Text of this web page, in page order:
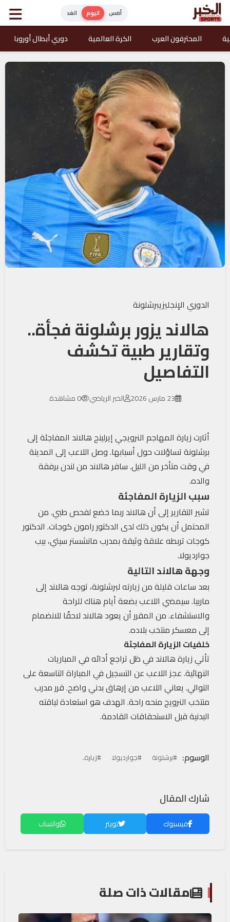
أمس اليوم الغد
المحترفون العرب الكرة العالمية دوري أبطال أوروبا
الدوري الإنجليزيبرشلونة
هالاند يزور برشلونة فجأة..
وتقارير طبية تكشف
التفاصيل
23 مارس 2026 الخبر الرياضي 0 مشاهدة
أثارت زيارة المهاجم النرويجي إيرلينج هالاند المفاجئة إلى
برشلونة تساؤلات حول أسبابها. وصل اللاعب إلى المدينة
في وقت متأخر من الليل. سافر هالاند من لندن برفقة
والده.
سبب الزيارة المفاجئة
تشير التقارير إلى أن هالاند ربما خضع لفحص طبي. من
المحتمل أن يكون ذلك لدى الدكتور رامون كوجات. الدكتور
كوجات تربطه علاقة وثيقة بمدرب مانشستر سيتي، بيب
جوارديولا.
وجهة هالاند التالية
بعد ساعات قليلة من زيارته لبرشلونة، توجه هالاند إلى
ماربيا. سيمضي اللاعب بضعة أيام هناك للراحة
والاستشفاء. من المقرر أن يعود هالاند لاحقًا للانضمام
إلى معسكر منتخب بلاده.
خلفيات الزيارة المفاجئة
تأتي زيارة هالاند في ظل تراجع أدائه في المباريات
النهائية. عجز اللاعب عن التسجيل في المباراة التاسعة على
التوالي. يعاني اللاعب من إرهاق بدني واضح. قرر مدرب
منتخب النرويج منحه راحة. الهدف هو استعادة لياقته
البدنية قبل الاستحقاقات القادمة.
الوسوم: #برشلونة #جوارديولا #زيارة.
شارك المقال
فيسبوك تويتر واتساب
مقالات ذات صلة